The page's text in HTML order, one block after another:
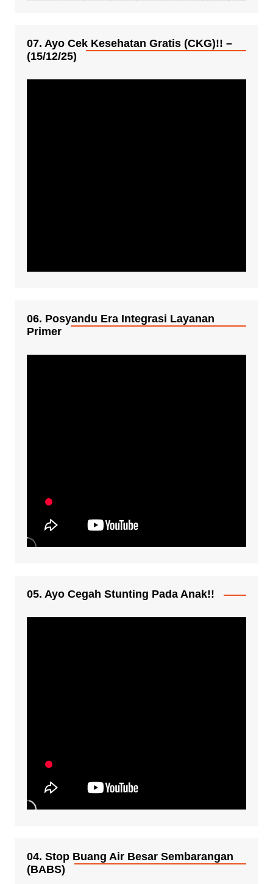
07. Ayo Cek Kesehatan Gratis (CKG)!! –
(15/12/25)
06. Posyandu Era Integrasi Layanan
Primer
05. Ayo Cegah Stunting Pada Anak!!
04. Stop Buang Air Besar Sembarangan
(BABS)